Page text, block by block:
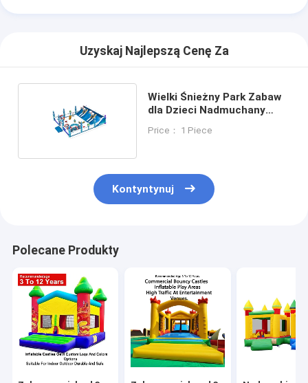
Uzyskaj Najlepszą Cenę Za
Wielki Śnieżny Park Zabaw
dla Dzieci Nadmuchany
Price： 1 Piece
Kontyntynuj
Polecane Produkty